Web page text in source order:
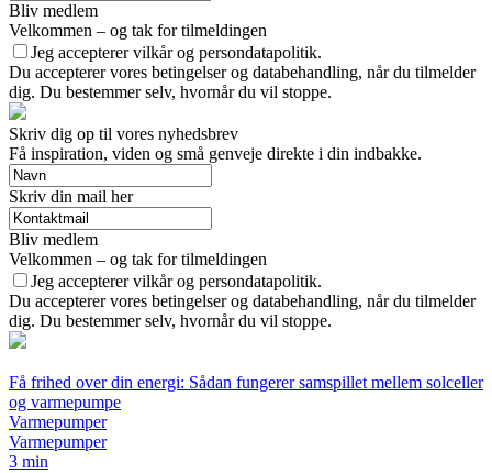
Bliv medlem
Velkommen – og tak for tilmeldingen
Jeg accepterer vilkår og persondatapolitik.
Du accepterer vores betingelser og databehandling, når du tilmelder
dig. Du bestemmer selv, hvornår du vil stoppe.
Skriv dig op til vores nyhedsbrev
Få inspiration, viden og små genveje direkte i din indbakke.
Skriv din mail her
Bliv medlem
Velkommen – og tak for tilmeldingen
Jeg accepterer vilkår og persondatapolitik.
Du accepterer vores betingelser og databehandling, når du tilmelder
dig. Du bestemmer selv, hvornår du vil stoppe.
Få frihed over din energi: Sådan fungerer samspillet mellem solceller
og varmepumpe
Varmepumper
Varmepumper
3 min